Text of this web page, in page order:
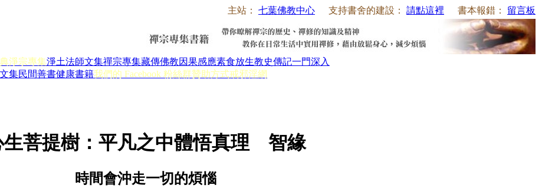
主站： 七葉佛教中心 支持書舍的建設： 請點這裡 書本報錯： 留言板
淨宗專集淨土法師文集禪宗專集藏傳佛教因果感應素食放生教史傳記一門深入
集民間善書健康書籍我們的 Facebook 粉絲群贊助方式戒邪淫網
生菩提樹：平凡之中體悟真理 智緣
時間會沖走一切的煩惱